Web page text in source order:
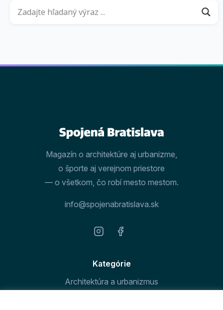
Magazín o architektúre aj urbanizme,
o športe aj verejnom priestore
— o všetkom, čo robí mesto mestom.
info@spojenabratislava.sk
Kategórie
Architektúra a urbanizmus